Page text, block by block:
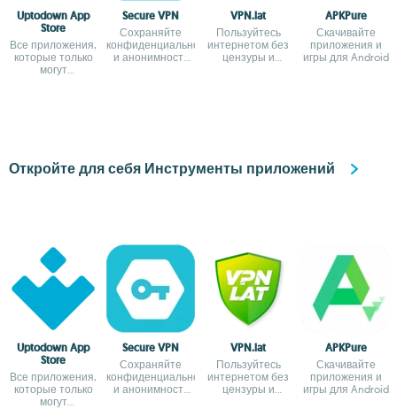
Uptodown App
Store
Все приложения,
которые только
могут
Secure VPN
Сохраняйте
конфиденциальность
и анонимность
VPN.lat
Пользуйтесь
интернетом без
цензуры и
APKPure
Скачивайте
приложения и
игры для Android
Откройте для себя Инструменты приложений
Uptodown App
Store
Все приложения,
которые только
могут
Secure VPN
Сохраняйте
конфиденциальность
и анонимность
VPN.lat
Пользуйтесь
интернетом без
цензуры и
APKPure
Скачивайте
приложения и
игры для Android